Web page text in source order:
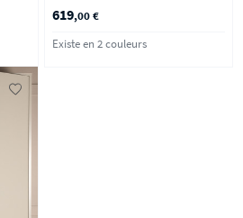
619,00 €
Existe en 2 couleurs